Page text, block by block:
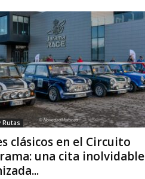
Rutas
clásicos en el Circuito
una cita inolvidable